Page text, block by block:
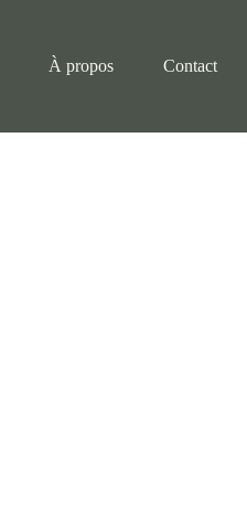
À propos Contact